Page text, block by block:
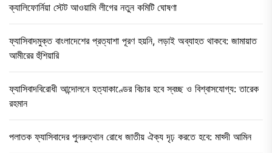
ক্যালিফোর্নিয়া স্টেট আওয়ামি লীগের নতুন কমিটি ঘোষণা
ফ্যাসিবাদমুক্ত বাংলাদেশের প্রত্যাশা পূরণ হয়নি, লড়াই অব্যাহত থাকবে: জামায়াত
আমীরের হুঁশিয়ারি
ফ্যাসিবাদবিরোধী আন্দোলনে হত্যাকাণ্ডের বিচার হবে স্বচ্ছ ও বিশ্বাসযোগ্য: তারেক
রহমান
পলাতক ফ্যাসিবাদের পুনরুত্থান রোধে জাতীয় ঐক্য দৃঢ় করতে হবে: মাহ্দী আমিন